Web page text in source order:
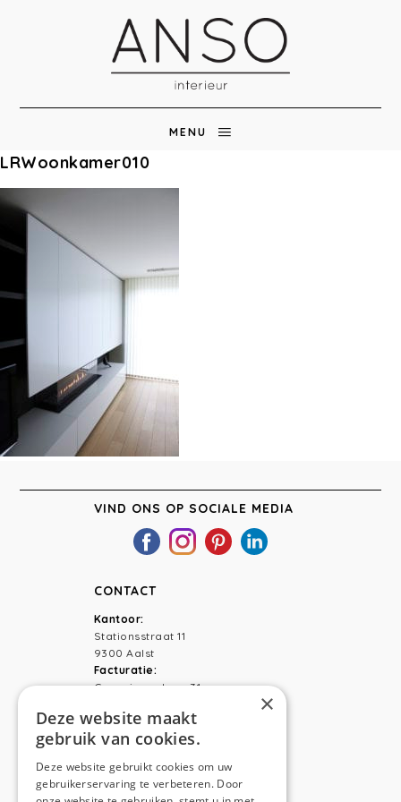
MENU
LRWoonkamer010
VIND ONS OP SOCIALE MEDIA
CONTACT
Kantoor:
Stationsstraat 11
9300 Aalst
Facturatie:
Capucienenlaan 31
Telefoon:0473 44 56 94
NAVIGATION
×
Deze website maakt
gebruik van cookies.
Deze website gebruikt cookies om uw
gebruikerservaring te verbeteren. Door